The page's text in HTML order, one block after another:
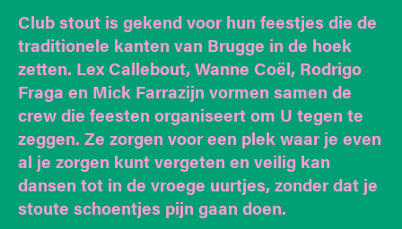
Club stout is gekend voor hun feestjes die de
traditionele kanten van Brugge in de hoek
zetten. Lex Callebout, Wanne Coël, Rodrigo
Fraga en Mick Farrazijn vormen samen de
crew die feesten organiseert om U tegen te
zeggen. Ze zorgen voor een plek waar je even
al je zorgen kunt vergeten en veilig kan
dansen tot in de vroege uurtjes, zonder dat je
stoute schoentjes pijn gaan doen.